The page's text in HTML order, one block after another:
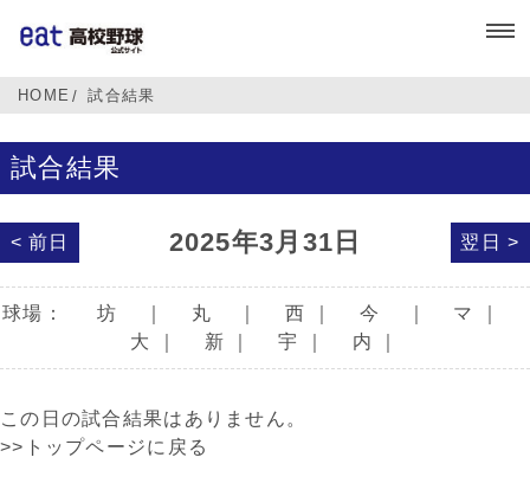
HOME 試合結果
試合結果
< 前日 2025年3月31日 翌日 >
球場： 坊 丸 西 今 マ
大
新 宇 内
この日の試合結果はありません。
>>トップページに戻る